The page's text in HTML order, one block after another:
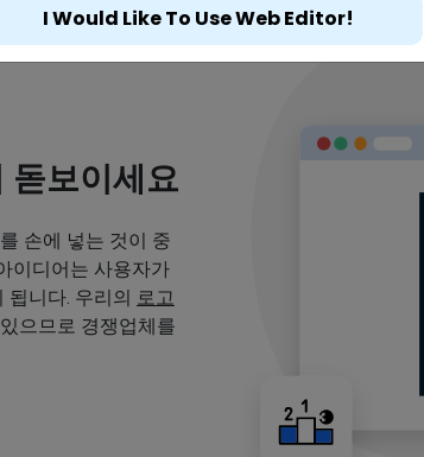
돋보이세요
손에 넣는 것이 중
이디어는 사용자가
니다. 우리의 로고
으므로 경쟁업체를
I Would Like To Use Web Editor!